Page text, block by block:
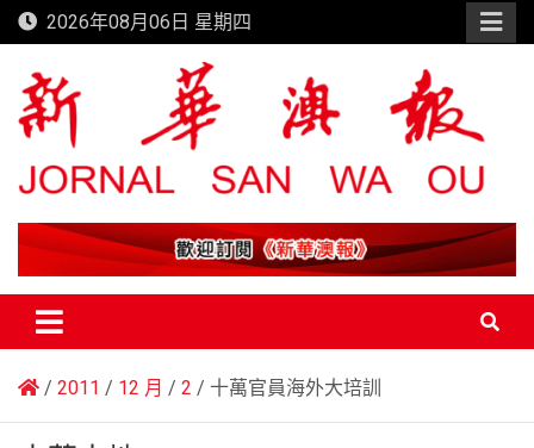
Skip
to
content
2026年08月06日 星期四
新華澳報
2011 12 月 2 十萬官員海外大培訓